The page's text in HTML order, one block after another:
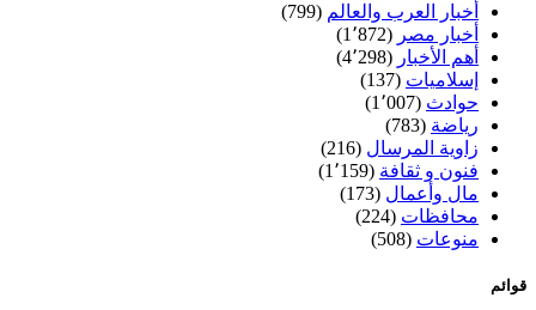
أخبار العرب والعالم (799)
أخبار مصر (1٬872)
أهم الأخبار (4٬298)
إسلاميات (137)
حوادث (1٬007)
رياضة (783)
زاوية المرسال (216)
فنون و ثقافة (1٬159)
مال وأعمال (173)
محافظات (224)
منوعات (508)
قوائم